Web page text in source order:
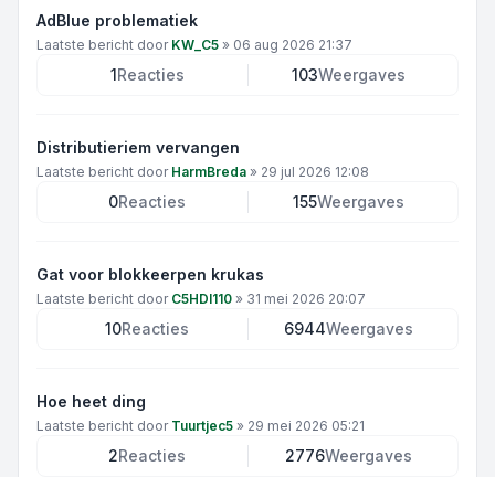
AdBlue problematiek
Laatste bericht door KW_C5 » 06 aug 2026 21:37
1Reacties 103Weergaves
Distributieriem vervangen
Laatste bericht door HarmBreda » 29 jul 2026 12:08
0Reacties 155Weergaves
Gat voor blokkeerpen krukas
Laatste bericht door C5HDI110 » 31 mei 2026 20:07
10Reacties 6944Weergaves
Hoe heet ding
Laatste bericht door Tuurtjec5 » 29 mei 2026 05:21
2Reacties 2776Weergaves